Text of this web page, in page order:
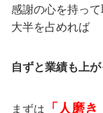
感謝の心を持っ
大半を占めれば
自ずと業績も上が
まずは 「人磨き